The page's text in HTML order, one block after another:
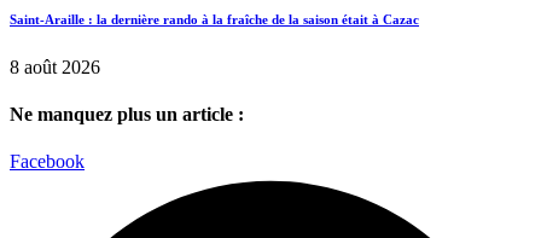
Saint-Araille : la dernière rando à la fraîche de la saison était à Cazac
8 août 2026
Ne manquez plus un article :
Facebook